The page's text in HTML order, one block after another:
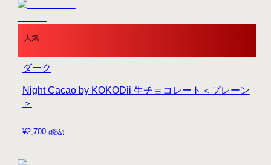
人気
¥2,700 (税込)
Night Cacao by KOKODii 生チョコレート＜プレーン
＞
ダーク